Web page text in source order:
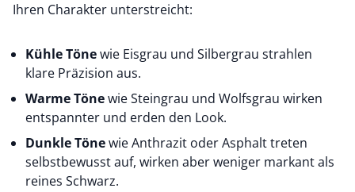
Ihren Charakter unterstreicht:
Kühle Tönewie Eisgrau und Silbergrau strahlen
klare Präzision aus.
Warme Tönewie Steingrau und Wolfsgrau wirken
entspannter und erden den Look.
Dunkle Tönewie Anthrazit oder Asphalt treten
selbstbewusst auf, wirken aber weniger markant als
reines Schwarz.